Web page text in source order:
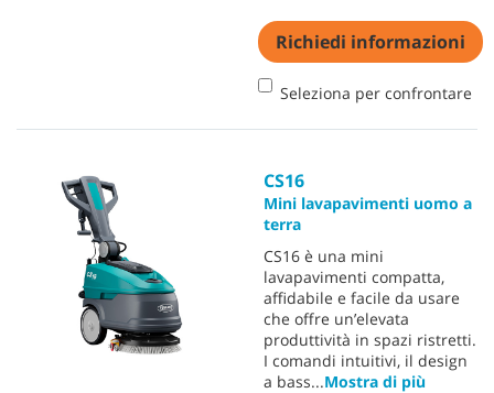
Richiedi informazioni
Seleziona per confrontare
CS16
Mini lavapavimenti uomo a
terra
CS16 è una mini
lavapavimenti compatta,
affidabile e facile da usare
che offre un’elevata
produttività in spazi ristretti.
I comandi intuitivi, il design
a bass...Mostra di più